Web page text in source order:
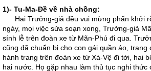
1)- Tu-Ma-Đề về nhà chồng:
Hai Trưởng-giả đều vui mừng phấn khởi
ngày, mọi việc sửa soạn xong, Trưởng-giả
sính lễ trên đoàn xe từ Mãn-Phú đi qua.
cũng đã chuẩn bị cho con gái quần áo, trang
hành trang trên đoàn xe từ Xá-Vệ đi tới, hai
hai nước. Họ gặp nhau làm thủ tục nghi thức